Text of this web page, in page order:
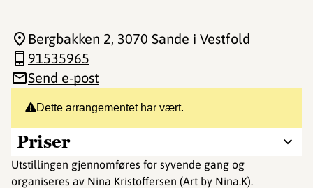
Dette arrangementet har vært.
Priser
Utstillingen gjennomføres for syvende gang og
organiseres av Nina Kristoffersen (Art by Nina.K).
Bergbakken 2, 3070 Sande i Vestfold
91535965
Send e-post